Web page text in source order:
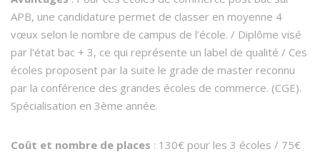
APB, une candidature permet de classer en moyenne 4
vœux selon le nombre de campus de l’école. / Diplôme visé
par l’état bac + 3, ce qui représente un label de qualité / Ces
écoles proposent par la suite le grade de master reconnu
par la conférence des grandes écoles de commerce. (CGE).
Spécialisation en 3ème année.
Coût et nombre de places : 130€ pour les 3 écoles / 75€